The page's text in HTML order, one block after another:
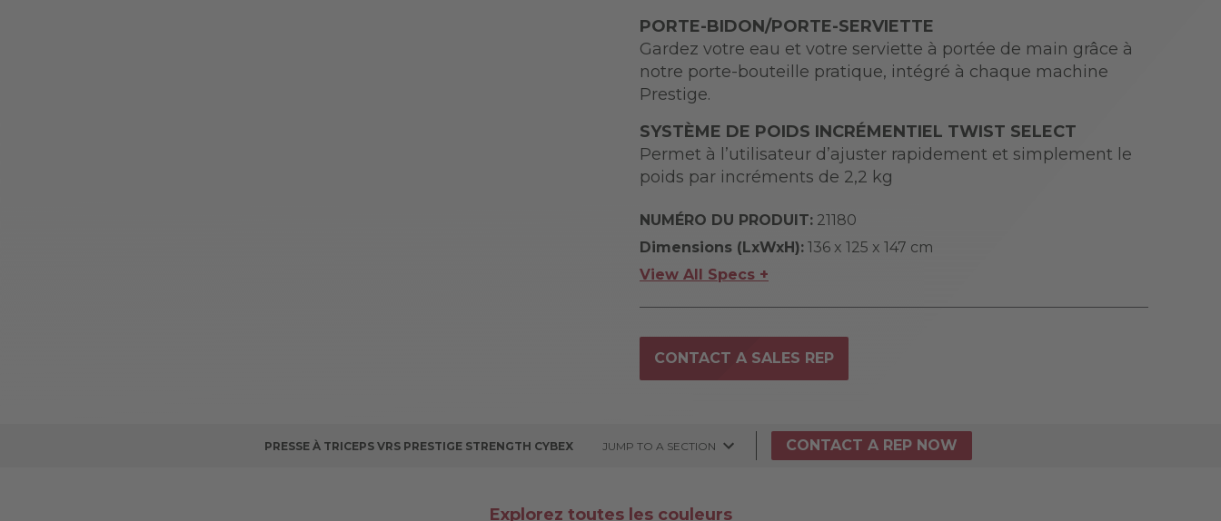
PORTE-BIDON/PORTE-SERVIETTE
Gardez votre eau et votre serviette à portée de main grâce à
notre porte-bouteille pratique, intégré à chaque machine
Prestige.
SYSTÈME DE POIDS INCRÉMENTIEL TWIST SELECT
Permet à l’utilisateur d’ajuster rapidement et simplement le
poids par incréments de 2,2 kg
NUMÉRO DU PRODUIT: 21180
Dimensions (LxWxH): 136 x 125 x 147 cm
View All Specs +
CONTACT A SALES REP
PRESSE À TRICEPS VRS PRESTIGE STRENGTH CYBEX JUMP TO A SECTION CONTACT A REP NOW
Explorez toutes les couleurs